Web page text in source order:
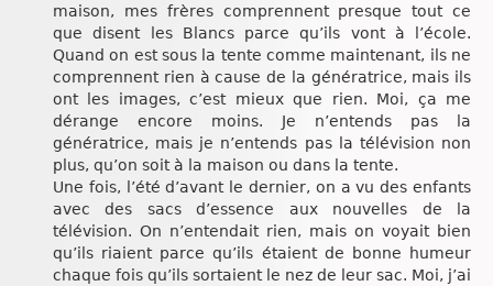
maison, mes frères comprennent presque tout ce
que disent les Blancs parce qu’ils vont à l’école.
Quand on est sous la tente comme maintenant, ils ne
comprennent rien à cause de la génératrice, mais ils
ont les images, c’est mieux que rien. Moi, ça me
dérange encore moins. Je n’entends pas la
génératrice, mais je n’entends pas la télévision non
plus, qu’on soit à la maison ou dans la tente.
Une fois, l’été d’avant le dernier, on a vu des enfants
avec des sacs d’essence aux nouvelles de la
télévision. On n’entendait rien, mais on voyait bien
qu’ils riaient parce qu’ils étaient de bonne humeur
chaque fois qu’ils sortaient le nez de leur sac. Moi, j’ai